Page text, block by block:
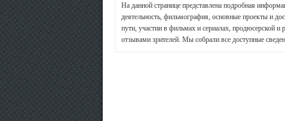
На данной странице представлена подробная
деятельность, фильмография, основные проекты и
пути, участии в фильмах и сериалах, продюсерской и
отзывами зрителей. Мы собрали все доступные